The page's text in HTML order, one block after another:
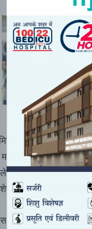
मेटल लिमिटेड
से बचाव के लिए
लोगों, खासकर जरूरतमंद
ध्यान केंद्रित किया
पर यह अभियान इस